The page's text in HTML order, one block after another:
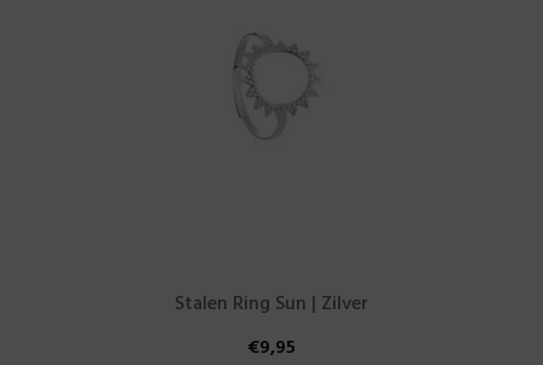
Stalen Ring Sun | Zilver
€9,95